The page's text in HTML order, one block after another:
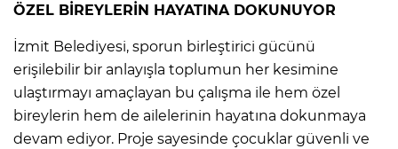
ÖZEL BİREYLERİN HAYATINA DOKUNUYOR
İzmit Belediyesi, sporun birleştirici gücünü
erişilebilir bir anlayışla toplumun her kesimine
ulaştırmayı amaçlayan bu çalışma ile hem özel
bireylerin hem de ailelerinin hayatına dokunmaya
devam ediyor. Proje sayesinde çocuklar güvenli ve